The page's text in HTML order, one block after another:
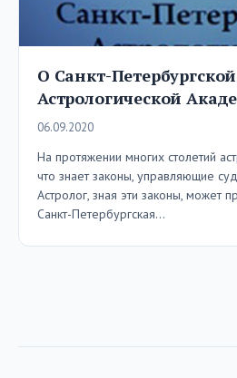
О Санкт-Петербургской
Астрологической
06.09.2020
На протяжении многих столетий
что знает законы, управляющие
Астролог, зная эти законы, может
Санкт-Петербургская…